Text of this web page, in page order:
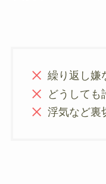
繰り返し嫌
どうしても
浮気など裏